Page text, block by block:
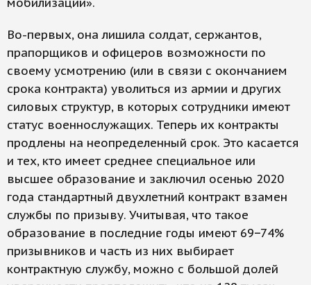
мобилизации».
Во-первых, она лишила солдат, сержантов,
прапорщиков и офицеров возможности по
своему усмотрению (или в связи с окончанием
срока контракта) уволиться из армии и других
силовых структур, в которых сотрудники имеют
статус военнослужащих. Теперь их контракты
продлены на неопределенный срок. Это касается
и тех, кто имеет среднее специальное или
высшее образование и заключил осенью 2020
года стандартный двухлетний контракт взамен
службы по призыву. Учитывая, что такое
образование в последние годы имеют 69−74%
призывников и часть из них выбирает
контрактную службу, можно с большой долей